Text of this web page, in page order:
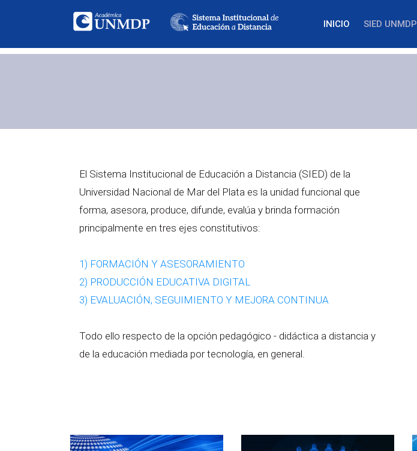
INICIO SIED UNMDP
El Sistema Institucional de Educación a Distancia (SIED) de la
Universidad Nacional de Mar del Plata es la unidad funcional que
forma, asesora, produce, difunde, evalúa y brinda formación
principalmente en tres ejes constitutivos:
1) FORMACIÓN Y ASESORAMIENTO
2) PRODUCCIÓN EDUCATIVA DIGITAL
3) EVALUACIÓN, SEGUIMIENTO Y MEJORA CONTINUA
Todo ello respecto de la opción pedagógico - didáctica a distancia y
de la educación mediada por tecnología, en general.